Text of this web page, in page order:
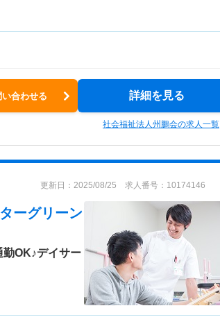
合わせる 詳細を見る
社会福祉法人州鵬会の求人一覧
更新日：2025/08/25 求人番号：10174146
ーグリーン
勤OK♪デイサー